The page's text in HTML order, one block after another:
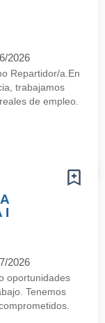
2026
Repartidor/a.En
trabajamos
de empleo.
I
2026
oportunidades
Tenemos